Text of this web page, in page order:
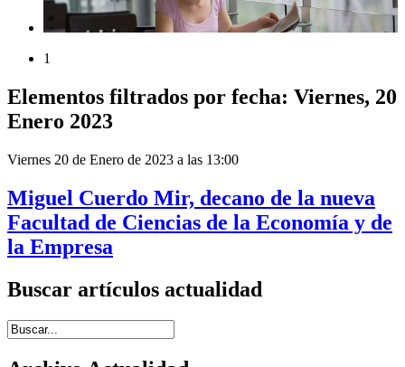
1
Elementos filtrados por fecha: Viernes, 20
Enero 2023
Viernes 20 de Enero de 2023 a las 13:00
Miguel Cuerdo Mir, decano de la nueva
Facultad de Ciencias de la Economía y de
la Empresa
Buscar artículos actualidad
Introduce términos de búsqueda